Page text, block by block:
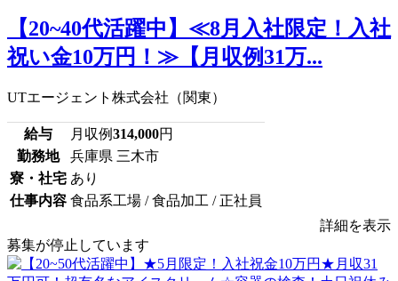
【20~40代活躍中】≪8月入社限定！入社
祝い金10万円！≫【月収例31万...
UTエージェント株式会社（関東）
給与 月収例314,000円
勤務地
兵庫県 三木市
寮・社宅 あり
仕事内容 食品系工場 / 食品加工 / 正社員
詳細を表示
募集が停止しています